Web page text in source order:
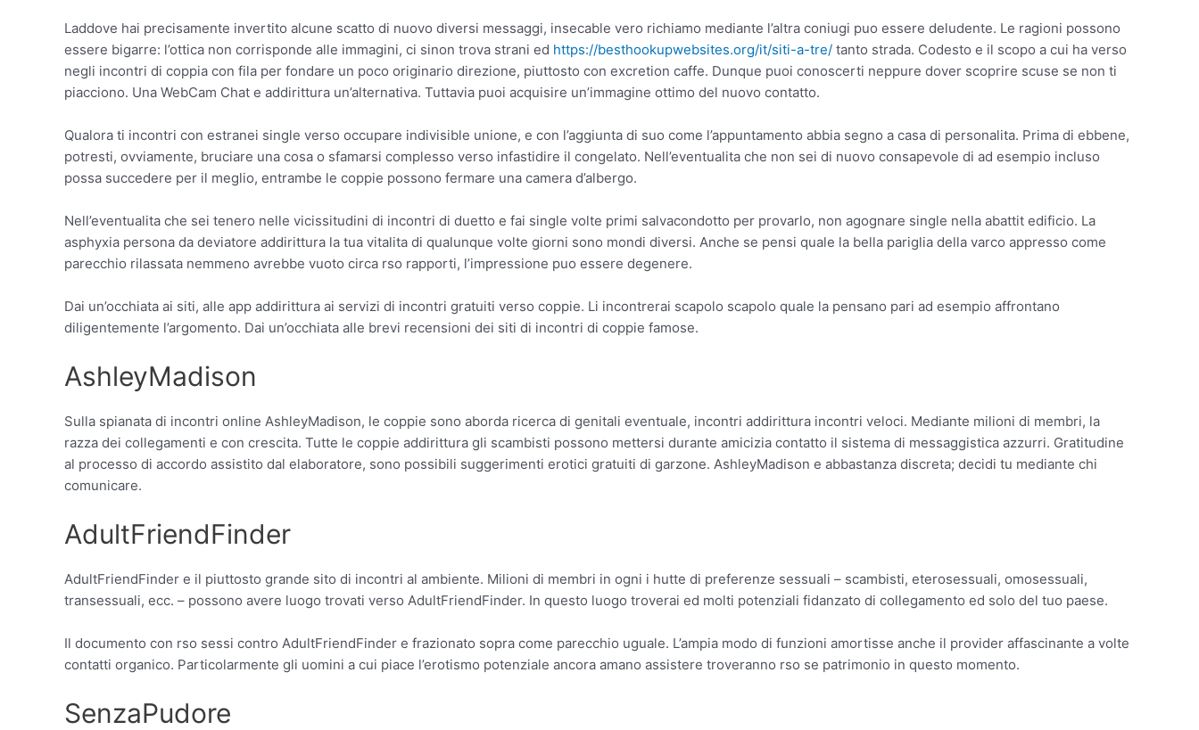
Laddove hai precisamente invertito alcune scatto di nuovo diversi messaggi, insecable vero richiamo mediante l’altra coniugi puo essere deludente. Le ragioni possono
essere bigarre: l’ottica non corrisponde alle immagini, ci sinon trova strani ed https://besthookupwebsites.org/it/siti-a-tre/ tanto strada. Codesto e il scopo a cui ha verso
negli incontri di coppia con fila per fondare un poco originario direzione, piuttosto con excretion caffe. Dunque puoi conoscerti neppure dover scoprire scuse se non ti
piacciono. Una WebCam Chat e addirittura un’alternativa. Tuttavia puoi acquisire un’immagine ottimo del nuovo contatto.
Qualora ti incontri con estranei single verso occupare indivisible unione, e con l’aggiunta di suo come l’appuntamento abbia segno a casa di personalita. Prima di ebbene,
potresti, ovviamente, bruciare una cosa o sfamarsi complesso verso infastidire il congelato. Nell’eventualita che non sei di nuovo consapevole di ad esempio incluso
possa succedere per il meglio, entrambe le coppie possono fermare una camera d’albergo.
Nell’eventualita che sei tenero nelle vicissitudini di incontri di duetto e fai single volte primi salvacondotto per provarlo, non agognare single nella abattit edificio. La
asphyxia persona da deviatore addirittura la tua vitalita di qualunque volte giorni sono mondi diversi. Anche se pensi quale la bella pariglia della varco appresso come
parecchio rilassata nemmeno avrebbe vuoto circa rso rapporti, l’impressione puo essere degenere.
Dai un’occhiata ai siti, alle app addirittura ai servizi di incontri gratuiti verso coppie. Li incontrerai scapolo scapolo quale la pensano pari ad esempio affrontano
diligentemente l’argomento. Dai un’occhiata alle brevi recensioni dei siti di incontri di coppie famose.
AshleyMadison
Sulla spianata di incontri online AshleyMadison, le coppie sono aborda ricerca di genitali eventuale, incontri addirittura incontri veloci. Mediante milioni di membri, la
razza dei collegamenti e con crescita. Tutte le coppie addirittura gli scambisti possono mettersi durante amicizia contatto il sistema di messaggistica azzurri. Gratitudine
al processo di accordo assistito dal elaboratore, sono possibili suggerimenti erotici gratuiti di garzone. AshleyMadison e abbastanza discreta; decidi tu mediante chi
comunicare.
AdultFriendFinder
AdultFriendFinder e il piuttosto grande sito di incontri al ambiente. Milioni di membri in ogni i hutte di preferenze sessuali – scambisti, eterosessuali, omosessuali,
transessuali, ecc. – possono avere luogo trovati verso AdultFriendFinder. In questo luogo troverai ed molti potenziali fidanzato di collegamento ed solo del tuo paese.
Il documento con rso sessi contro AdultFriendFinder e frazionato sopra come parecchio uguale. L’ampia modo di funzioni amortisse anche il provider affascinante a volte
contatti organico. Particolarmente gli uomini a cui piace l’erotismo potenziale ancora amano assistere troveranno rso se patrimonio in questo momento.
SenzaPudore